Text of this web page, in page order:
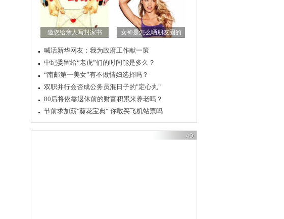
邀您给亲人写封家书 女神是怎么晒朋友圈的
喊话新华网友：我为政府工作献一策
中纪委留给“老虎”们的时间能是多久？
“南邮第一美女”有不做情妇选择吗？
双职并行会否成公务员混日子的"定心丸"
80后将依靠退休前的财富积累来养老吗？
节前求加薪"葵花宝典" 你敢买飞机站票吗